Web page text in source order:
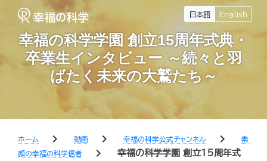
日本語 English
幸福の科学学園 創立15周年式典・
卒業生インタビュー ～続々と羽
ばたく未来の大鷲たち～
ホーム chevron_right 動画 chevron_right 幸福の科学公式チャンネル chevron_right
素
顔の幸福の科学信者
chevron_right
幸福の科学学園 創立15周年式